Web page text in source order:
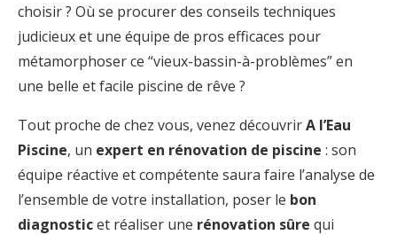
choisir ? Où se procurer des conseils techniques
judicieux et une équipe de pros efficaces pour
métamorphoser ce “vieux-bassin-à-problèmes” en
une belle et facile piscine de rêve ?
Tout proche de chez vous, venez découvrirA l’Eau
Piscine, un expert en rénovation de piscine : son
équipe réactive et compétente saura faire l’analyse de
l’ensemble de votre installation, poser le bon
diagnosticet réaliser une rénovation sûre qui